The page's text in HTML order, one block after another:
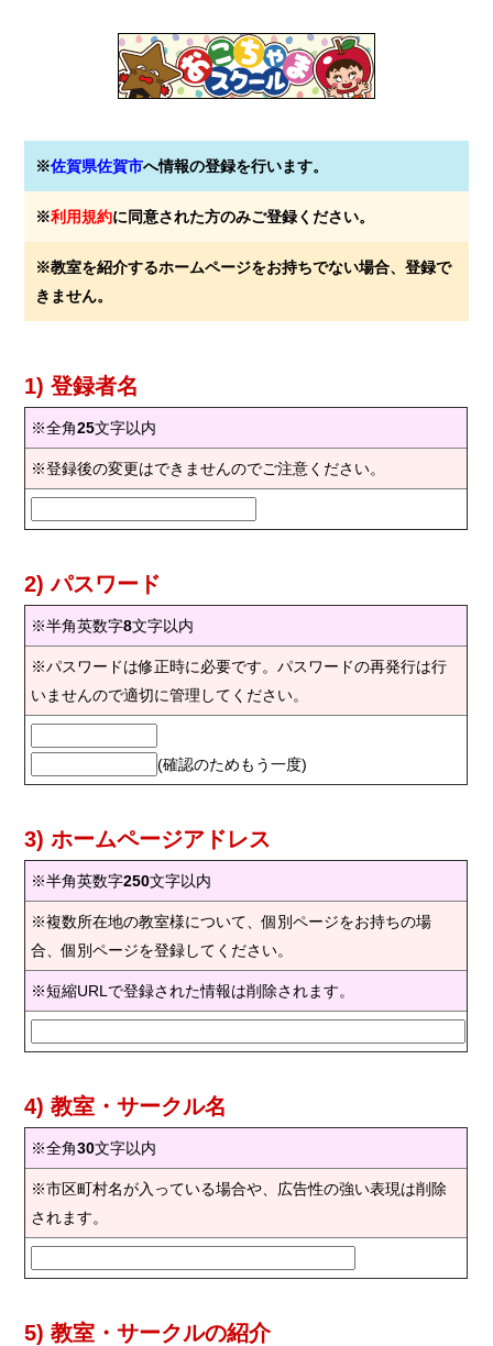
※佐賀県佐賀市へ情報の登録を行います。
※利用規約に同意された方のみご登録ください。
※教室を紹介するホームページをお持ちでない場合、登録で
きません。
1) 登録者名
※全角25文字以内
※登録後の変更はできませんのでご注意ください。
2) パスワード
※半角英数字8文字以内
※パスワードは修正時に必要です。パスワードの再発行は行
いませんので適切に管理してください。
(確認のためもう一度)
3) ホームページアドレス
※半角英数字250文字以内
※複数所在地の教室様について、個別ページをお持ちの場
合、個別ページを登録してください。
※短縮URLで登録された情報は削除されます。
4) 教室・サークル名
※全角30文字以内
※市区町村名が入っている場合や、広告性の強い表現は削除
されます。
5) 教室・サークルの紹介